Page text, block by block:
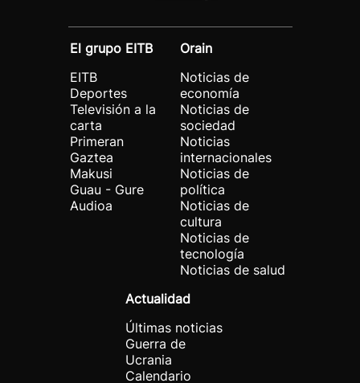
El grupo EITB
EITB
Deportes
Televisión a la
carta
Primeran
Gaztea
Makusi
Guau - Gure
Audioa
Orain
Noticias de
economía
Noticias de
sociedad
Noticias
internacionales
Noticias de
política
Noticias de
cultura
Noticias de
tecnología
Noticias de salud
Actualidad
Últimas noticias
Guerra de
Ucrania
Calendario